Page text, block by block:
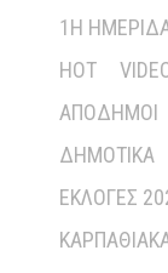
1Η
HOT
ΑΠΌΔΗΜΟΙ
ΔΗΜΟΤΙΚΆ
ΕΚΛΟΓΈΣ